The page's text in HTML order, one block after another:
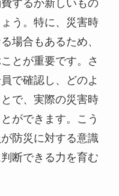
するか新しいもの
う。特に、災害時
場合もあるため、
とが重要です。さ
で確認し、どのよ
で、実際の災害時
ができます。こう
防災に対する意識
断できる力を育む